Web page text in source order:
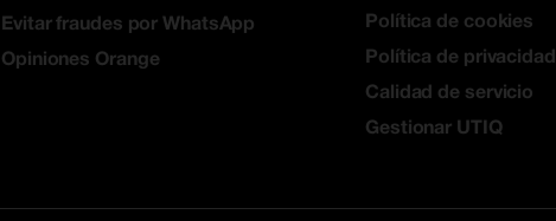
Evitar fraudes por WhatsApp
Opiniones Orange
Política de cookies
Política de privacidad
Calidad de servicio
Gestionar UTIQ